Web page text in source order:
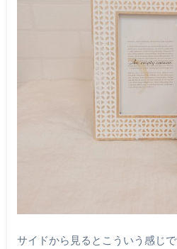
サイドから見るとこういう感じで